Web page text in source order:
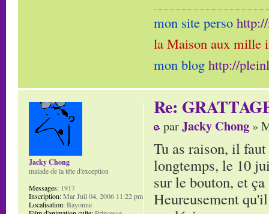
mon site perso
la Maison aux mille
mon blog http://
Re:
parJacky Chong »
Tu as raison, il
longtemps, le 10
sur le bouton, et
Heureusement
Jacky Chong
malade de la tête d'exception
Messages: 1917
Inscription:Mar Juil 04, 2006 11:22 pm
Localisation:Bayonne